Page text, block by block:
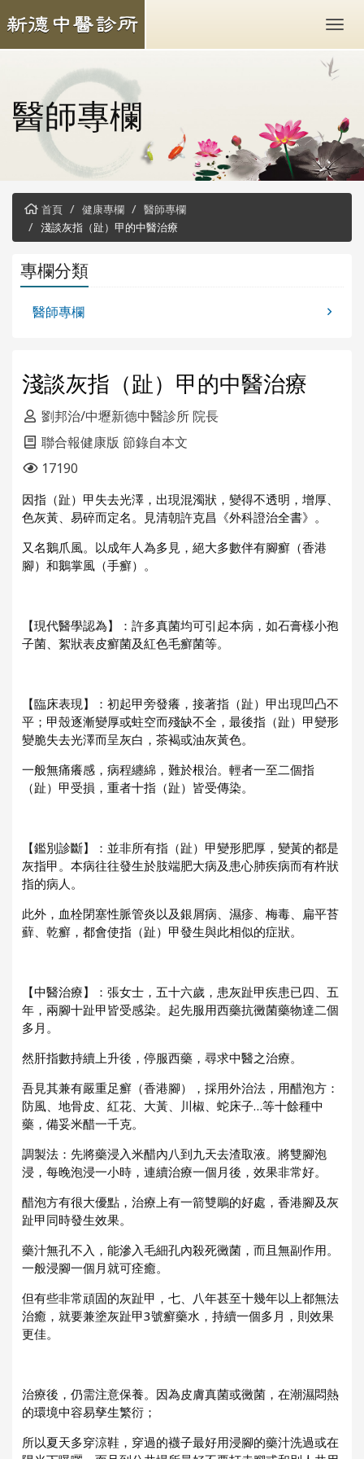
醫師專欄
首頁 健康專欄
醫師專欄
淺談灰指（趾）甲的中醫治療
專欄分類
醫師專欄
淺談灰指（趾）甲的中醫治療
劉邦治/中壢新德中醫診所 院長
聯合報健康版 節錄自本文
17190
因指（趾）甲失去光澤，出現混濁狀，變得不透明，增厚、
色灰黃、易碎而定名。見清朝許克昌《外科證治全書》。
又名鵝爪風。以成年人為多見，絕大多數伴有腳癬（香港
腳）和鵝掌風（手癬）。
【現代醫學認為】：許多真菌均可引起本病，如石膏樣小孢
子菌、絮狀表皮癬菌及紅色毛癬菌等。
【臨床表現】：初起甲旁發癢，接著指（趾）甲出現凹凸不
平；甲殼逐漸變厚或蛀空而殘缺不全，最後指（趾）甲變形
變脆失去光澤而呈灰白，茶褐或油灰黃色。
一般無痛癢感，病程纏綿，難於根治。輕者一至二個指
（趾）甲受損，重者十指（趾）皆受傳染。
【鑑別診斷】：並非所有指（趾）甲變形肥厚，變黃的都是
灰指甲。本病往往發生於肢端肥大病及患心肺疾病而有杵狀
指的病人。
此外，血栓閉塞性脈管炎以及銀屑病、濕疹、梅毒、扁平苔
蘚、乾癬，都會使指（趾）甲發生與此相似的症狀。
【中醫治療】：張女士，五十六歲，患灰趾甲疾患已四、五
年，兩腳十趾甲皆受感染。起先服用西藥抗黴菌藥物達二個
多月。
然肝指數持續上升後，停服西藥，尋求中醫之治療。
吾見其兼有嚴重足癬（香港腳），採用外治法，用醋泡方：
防風、地骨皮、紅花、大黃、川椒、蛇床子…等十餘種中
藥，備妥米醋一千克。
調製法：先將藥浸入米醋內八到九天去渣取液。將雙腳泡
浸，每晚泡浸一小時，連續治療一個月後，效果非常好。
醋泡方有很大優點，治療上有一箭雙鵰的好處，香港腳及灰
趾甲同時發生效果。
藥汁無孔不入，能滲入毛細孔內殺死黴菌，而且無副作用。
一般浸腳一個月就可痊癒。
但有些非常頑固的灰趾甲，七、八年甚至十幾年以上都無法
治癒，就要兼塗灰趾甲3號癬藥水，持續一個多月，則效果
更佳。
治療後，仍需注意保養。因為皮膚真菌或黴菌，在潮濕悶熱
的環境中容易孳生繁衍；
所以夏天多穿涼鞋，穿過的襪子最好用浸腳的藥汁洗過或在